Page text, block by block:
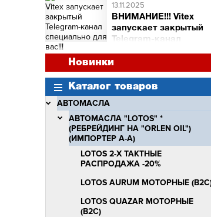
ВНИМАНИЕ!!! Видео-
конкурс для автосервисов
и торговых точек
Сними видео с Vitex -
Quantum Molibden
13.11.2025
ВНИМАНИЕ!!! Vitex
запускает закрытый
Telegram-канал
ВНИМАНИЕ!!!
Telegram-канал
специально для вас!!!
Новинки
Каталог товаров
АВТОМАСЛА
АВТОМАСЛА "LOTOS" *
(РЕБРЕЙДИНГ НА "ORLEN OIL")
(ИМПОРТЕР А-А)
LOTOS 2-Х ТАКТНЫЕ
РАСПРОДАЖА -20%
LOTOS AURUM МОТОРНЫЕ
LOTOS QUAZAR МОТОРНЫЕ
(В2С)